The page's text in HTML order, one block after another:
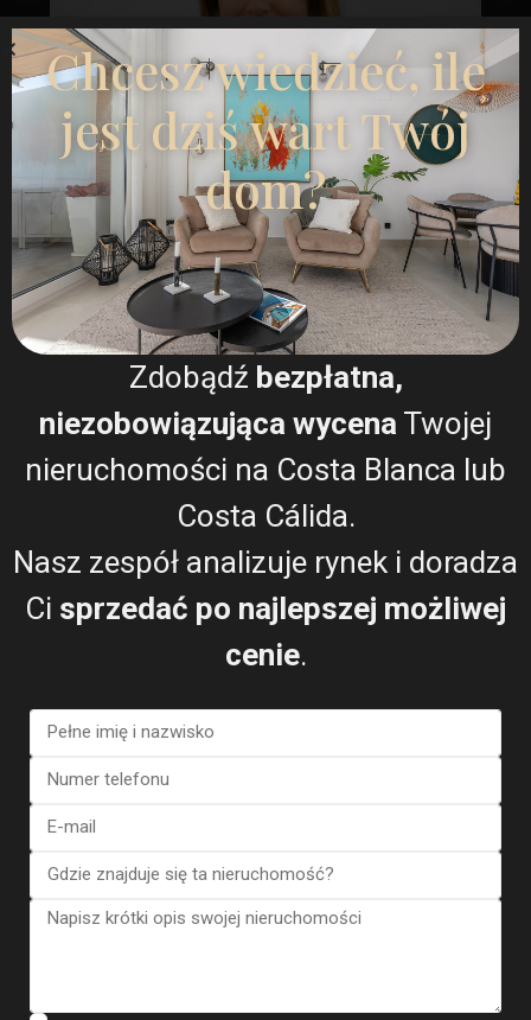
Alexia Paulot
Agent nieruchomości
+34744708074
alexia@esentyaestate.com
Skontaktuj się ze mną
WhatsApp
Chcesz wiedzieć, ile
jest dziś wart Twój
dom?
Zdobądź bezpłatna,
niezobowiązująca wycena Twojej
nieruchomości na Costa Blanca lub
Costa Cálida.
Nasz zespół analizuje rynek i doradza
Ci sprzedać po najlepszej możliwej
cenie.